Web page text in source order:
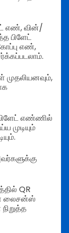
எண், வின்/
பிளேட்
எண்,
முதலியனவும்,
எண்ணில்
முடியும்
QR
லைசன்ஸ்